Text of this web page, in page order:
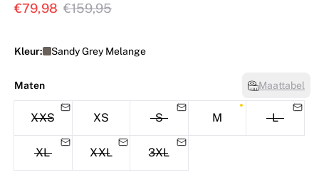
€79,98 €159,95
Kleur: Sandy Grey Melange
Maten Maattabel
XXS XS S M L
XL XXL 3XL